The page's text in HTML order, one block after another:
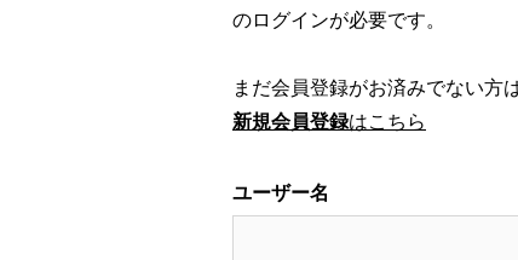
のログインが必要です。
まだ会員登録がお済みでない方
新規会員登録はこちら
ユーザー名